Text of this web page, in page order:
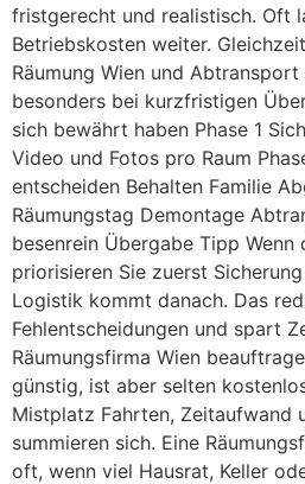
fristgerecht und realistisch. Oft
Betriebskosten weiter.
Räumung Wien und
besonders bei kurzfristigen
sich bewährt haben Phase 1
Video und Fotos pro Raum
entscheiden Behalten Familie
Räumungstag Demontage
besenrein Übergabe Tipp Wenn
priorisieren Sie zuerst
Logistik kommt danach. Das
Fehlentscheidungen und spart
Räumungsfirma Wien
günstig, ist aber selten
Mistplatz Fahrten, Zeitaufwand
summieren sich. Eine
oft, wenn viel Hausrat, Keller